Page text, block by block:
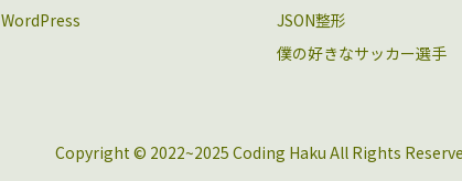
WordPress
JSON整形
僕の好きなサッカー選手
Copyright © 2022~2025 Coding Haku All Rights